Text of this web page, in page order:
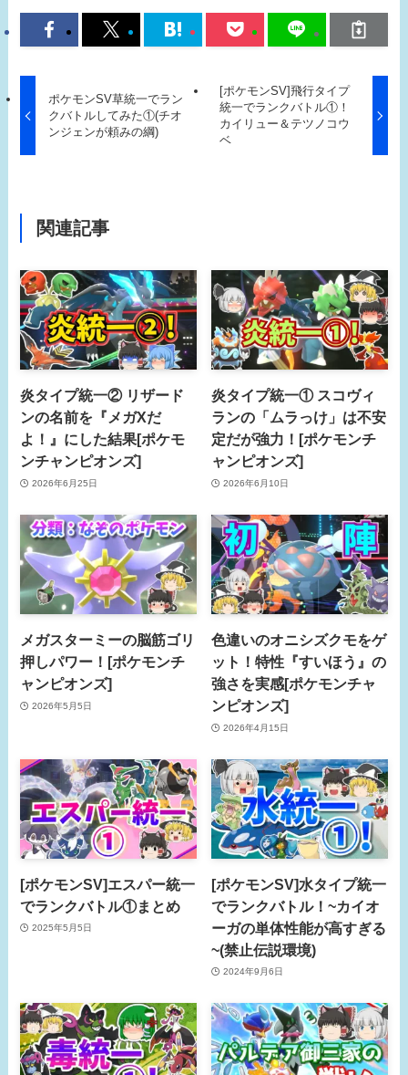
ポケモンSV草統一でラン
クバトルしてみた①(チオ
ンジェンが頼みの綱)
[ポケモンSV]飛行タイプ
統一でランクバトル①！
カイリュー＆テツノコウ
ベ
関連記事
炎タイプ統一② リザード
ンの名前を『メガXだ
よ！』にした結果[ポケモ
ンチャンピオンズ]
2026年6月25日
炎タイプ統一① スコヴィ
ランの「ムラっけ」は不安
定だが強力！[ポケモンチ
ャンピオンズ]
2026年6月10日
メガスターミーの脳筋ゴリ
押しパワー！[ポケモンチ
ャンピオンズ]
2026年5月5日
色違いのオニシズクモをゲ
ット！特性『すいほう』の
強さを実感[ポケモンチャ
ンピオンズ]
2026年4月15日
[ポケモンSV]エスパー統一
でランクバトル①まとめ
2025年5月5日
[ポケモンSV]水タイプ統一
でランクバトル！~カイオ
ーガの単体性能が高すぎる
~(禁止伝説環境)
2024年9月6日